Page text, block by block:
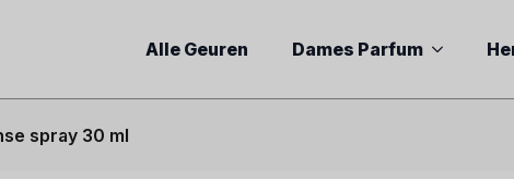
Alle Geuren Dames Parfum
spray 30 ml